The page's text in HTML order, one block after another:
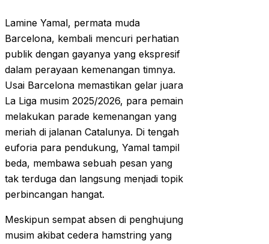
Lamine Yamal, permata muda
Barcelona, kembali mencuri perhatian
publik dengan gayanya yang ekspresif
dalam perayaan kemenangan timnya.
Usai Barcelona memastikan gelar juara
La Liga musim 2025/2026, para pemain
melakukan parade kemenangan yang
meriah di jalanan Catalunya. Di tengah
euforia para pendukung, Yamal tampil
beda, membawa sebuah pesan yang
tak terduga dan langsung menjadi topik
perbincangan hangat.
Meskipun sempat absen di penghujung
musim akibat cedera hamstring yang